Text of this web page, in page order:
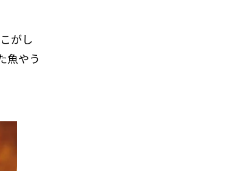
がし
魚やう